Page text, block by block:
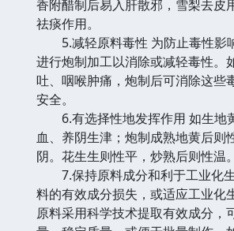
香附醋制后易入肝散邪，雪梨去皮
祛痰作用。
5.减轻原料毒性 为防止毒性影
进行炮制加工以消除或减轻毒性。
吐、咽喉肿痛，炮制后可消除这些
安全。
6.有选择性地发挥作用 如生地
血、养阴生津；炮制成熟地黄后则
阴。花生生则性平，炒熟后则性温。
7.保持原料成分和利于工业化
料的有效成分损失，或适应工业化
原料采用科学技术提取有效成分，